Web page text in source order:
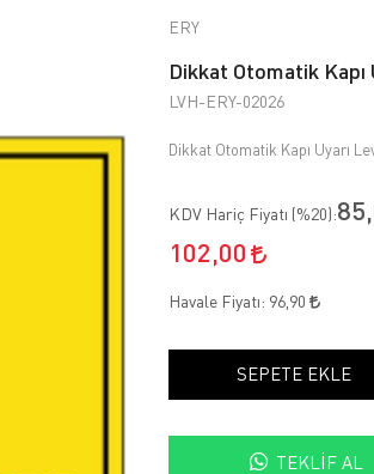
ERY
Dikkat Otomatik Kapı
LVH-ERY-02026
Dikkat Otomatik Kapı Uyarı
KDV Hariç Fiyatı (%20):
102,00
Havale Fiyatı: 96,90
SEPETE EKLE
TEKLIF AL